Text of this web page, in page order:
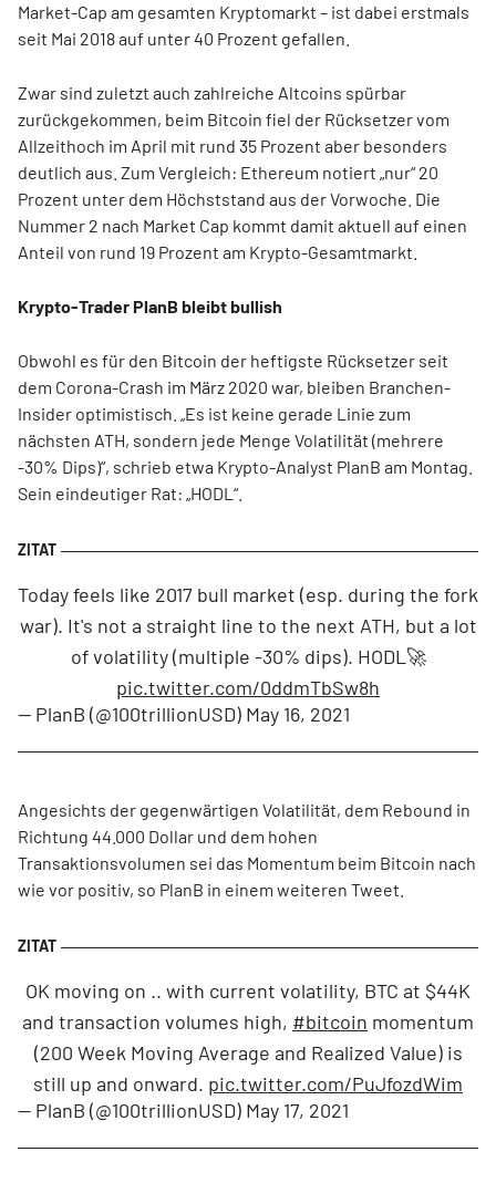
Market-Cap am gesamten Kryptomarkt – ist dabei erstmals
seit Mai 2018 auf unter 40 Prozent gefallen.
Zwar sind zuletzt auch zahlreiche Altcoins spürbar
zurückgekommen, beim Bitcoin fiel der Rücksetzer vom
Allzeithoch im April mit rund 35 Prozent aber besonders
deutlich aus. Zum Vergleich: Ethereum notiert „nur“ 20
Prozent unter dem Höchststand aus der Vorwoche. Die
Nummer 2 nach Market Cap kommt damit aktuell auf einen
Anteil von rund 19 Prozent am Krypto-Gesamtmarkt.
Krypto-Trader PlanB bleibt bullish
Obwohl es für den Bitcoin der heftigste Rücksetzer seit
dem Corona-Crash im März 2020 war, bleiben Branchen-
Insider optimistisch. „Es ist keine gerade Linie zum
nächsten ATH, sondern jede Menge Volatilität (mehrere
-30% Dips)“, schrieb etwa Krypto-Analyst PlanB am Montag.
Sein eindeutiger Rat: „HODL“.
Today feels like 2017 bull market (esp. during the fork
war). It's not a straight line to the next ATH, but a lot
of volatility (multiple -30% dips). HODL🚀
pic.twitter.com/0ddmTbSw8h
— PlanB (@100trillionUSD) May 16, 2021
Angesichts der gegenwärtigen Volatilität, dem Rebound in
Richtung 44.000 Dollar und dem hohen
Transaktionsvolumen sei das Momentum beim Bitcoin nach
wie vor positiv, so PlanB in einem weiteren Tweet.
OK moving on .. with current volatility, BTC at $44K
and transaction volumes high, #bitcoin momentum
(200 Week Moving Average and Realized Value) is
still up and onward. pic.twitter.com/PuJfozdWim
— PlanB (@100trillionUSD) May 17, 2021